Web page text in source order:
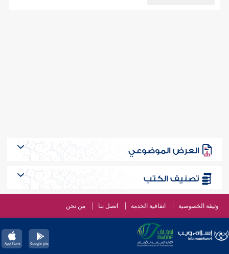
العرض الموضوعي
تصنيف الكتب
وثيقة الخصوصية اتفاقية الخدمة اتصل بنا من نحن